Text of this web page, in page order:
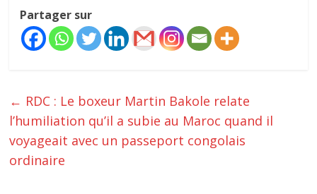
Partager sur
← RDC : Le boxeur Martin Bakole relate
l’humiliation qu’il a subie au Maroc quand il
voyageait avec un passeport congolais
ordinaire